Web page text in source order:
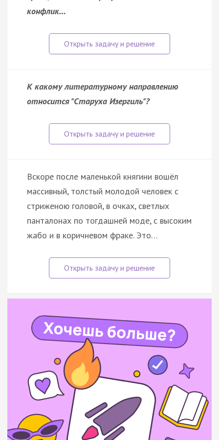
конфлик…
К какому литературному направлению
относится "Старуха Изергиль"?
Вскоре после маленькой княгини вошёл
массивный, толстый молодой человек с
стриженою головой, в очках, светлых
панталонах по тогдашней моде, с высоким
жабо и в коричневом фраке. Это…